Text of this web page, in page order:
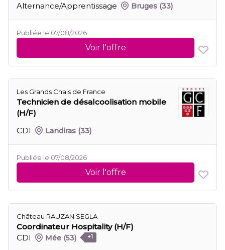
Alternance/Apprentissage
Bruges (33)
Publiée le 07/08/2026
Voir l'offre
Les Grands Chais de France
Technicien de désalcoolisation mobile
(H/F)
CDI
Landiras (33)
Publiée le 07/08/2026
Voir l'offre
Château RAUZAN SEGLA
Coordinateur Hospitality (H/F)
CDI
Mée (53) +1